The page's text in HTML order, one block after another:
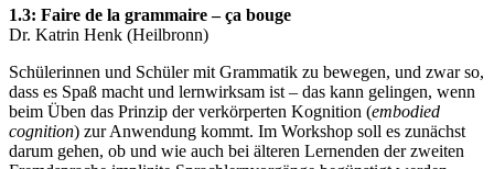
1.3: Faire de la grammaire – ça bouge
Dr. Katrin Henk (Heilbronn)
Schülerinnen und Schüler mit Grammatik zu bewegen, und zwar so,
dass es Spaß macht und lernwirksam ist – das kann gelingen, wenn
beim Üben das Prinzip der verkörperten Kognition (embodied
cognition) zur Anwendung kommt. Im Workshop soll es zunächst
darum gehen, ob und wie auch bei älteren Lernenden der zweiten